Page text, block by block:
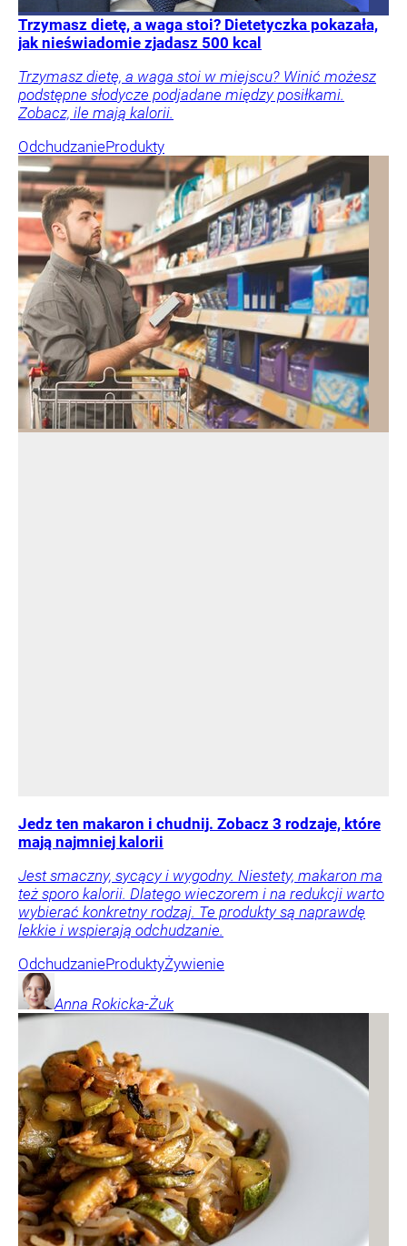
Trzymasz dietę, a waga stoi? Dietetyczka pokazała,
jak nieświadomie zjadasz 500 kcal
Trzymasz dietę, a waga stoi w miejscu? Winić możesz
podstępne słodycze podjadane między posiłkami.
Zobacz, ile mają kalorii.
OdchudzanieProdukty
Jedz ten makaron i chudnij. Zobacz 3 rodzaje, które
mają najmniej kalorii
Jest smaczny, sycący i wygodny. Niestety, makaron ma
też sporo kalorii. Dlatego wieczorem i na redukcji warto
wybierać konkretny rodzaj. Te produkty są naprawdę
lekkie i wspierają odchudzanie.
OdchudzanieProduktyŻywienie
Anna Rokicka-Żuk